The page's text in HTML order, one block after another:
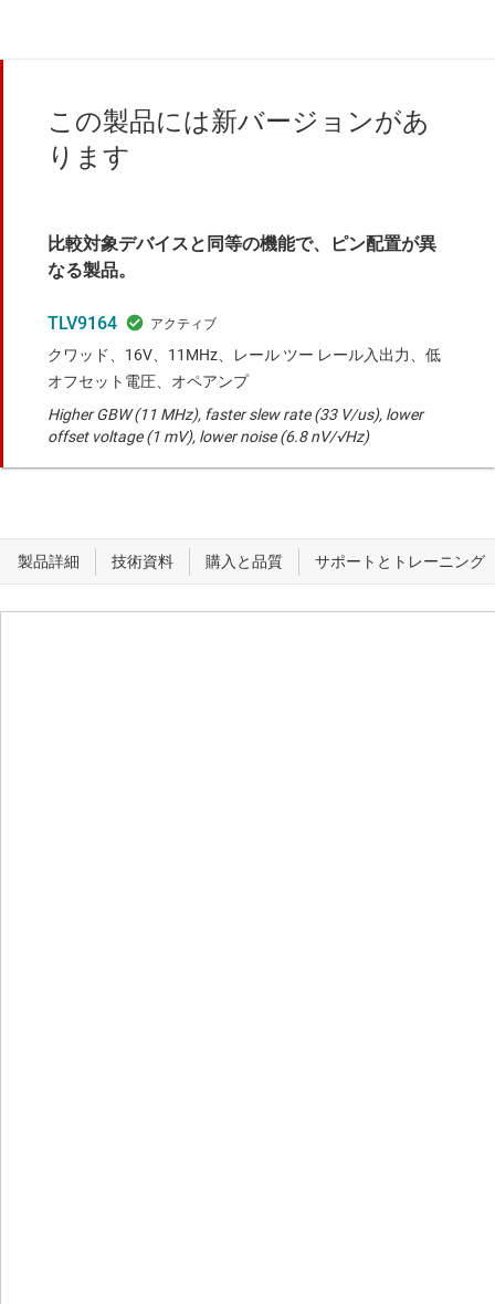
この製品には新バージョンがあ
ります
比較対象デバイスと同等の機能で、ピン配置が異
なる製品。
TLV9164
クワッド、16V、11MHz、レール ツー レール入出力、低
オフセット電圧、オペアンプ
Higher GBW (11 MHz), faster slew rate (33 V/us), lower
offset voltage (1 mV), lower noise (6.8 nV/√Hz)